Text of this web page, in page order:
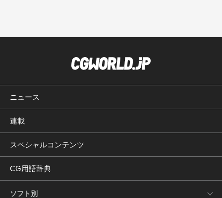
ニュース
連載
スペシャルコンテンツ
CG用語辞典
ソフト別